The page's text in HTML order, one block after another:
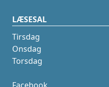
LÆSESAL
Tirsdag
Onsdag
Torsdag